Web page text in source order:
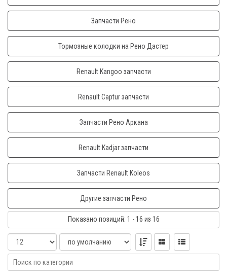
Запчасти Рено
Тормозные колодки на Рено Дастер
Renault Kangoo запчасти
Renault Captur запчасти
Запчасти Рено Аркана
Renault Kadjar запчасти
Запчасти Renault Koleos
Другие запчасти Рено
Показано позиций: 1 - 16 из 16